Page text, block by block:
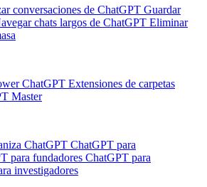
conversaciones de ChatGPT Guardar
chats largos de ChatGPT Eliminar
ChatGPT Extensiones de carpetas
Master
ChatGPT ChatGPT para
para fundadores ChatGPT para
investigadores